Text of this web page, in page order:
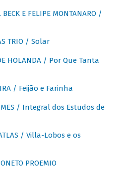
BECK E FELIPE MONTANARO /
TRIO / Solar
HOLANDA / Por Que Tanta
/ Feijão e Farinha
/ Integral dos Estudos de
/ Villa-Lobos e os
PROEMIO